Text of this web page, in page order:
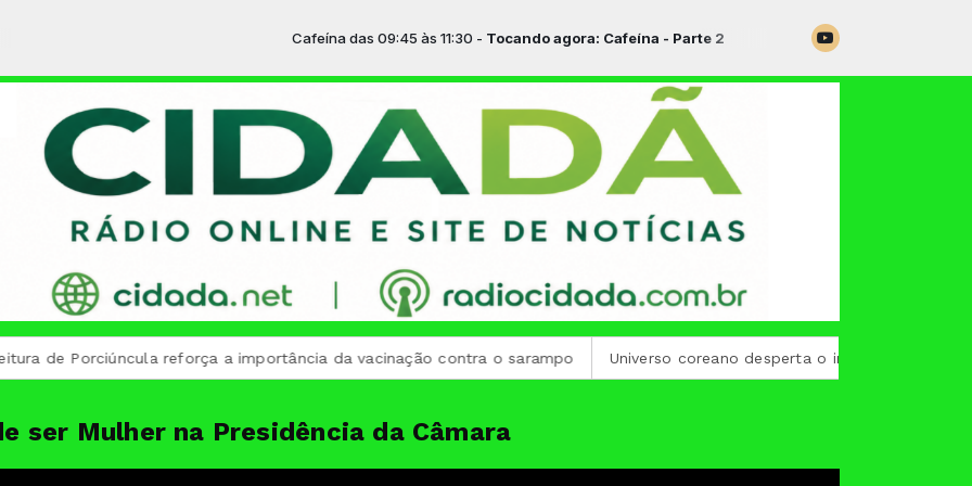
Cafeína das 09:45 às 11:30 -Tocando agora: Cafeína - Parte 2
Porciúncula reforça a importância da vacinação contra o sarampo Universo coreano desperta o interesse de 76% dos
ser Mulher na Presidência da Câmara